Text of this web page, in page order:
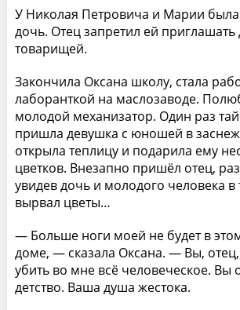
У Николая Петровича и Марии была
дочь. Отец запретил ей
товарищей.
Закончила Оксана школу, стала
лаборанткой на маслозаводе.
молодой механизатор. Один раз
пришла девушка с юношей в
открыла теплицу и подарила ему
цветков. Внезапно пришёл отец,
увидев дочь и молодого человека в
вырвал цветы…
— Больше ноги моей не будет в
доме, — сказала Оксана. — Вы, отец,
убить во мне всё человеческое. Вы
детство. Ваша душа жестока.